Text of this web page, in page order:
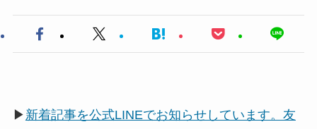
▶ 新着記事を公式LINEでお知らせしています。友